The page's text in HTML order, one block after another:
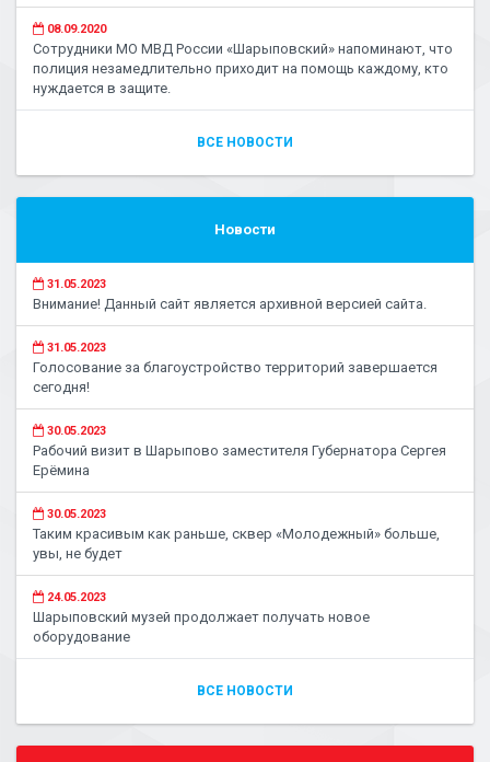
08.09.2020
Сотрудники МО МВД России «Шарыповский» напоминают, что
полиция незамедлительно приходит на помощь каждому, кто
нуждается в защите.
ВСЕ НОВОСТИ
Новости
31.05.2023
Внимание! Данный сайт является архивной версией сайта.
31.05.2023
Голосование за благоустройство территорий завершается
сегодня!
30.05.2023
Рабочий визит в Шарыпово заместителя Губернатора Сергея
Ерёмина
30.05.2023
Таким красивым как раньше, сквер «Молодежный» больше,
увы, не будет
24.05.2023
Шарыповский музей продолжает получать новое
оборудование
ВСЕ НОВОСТИ